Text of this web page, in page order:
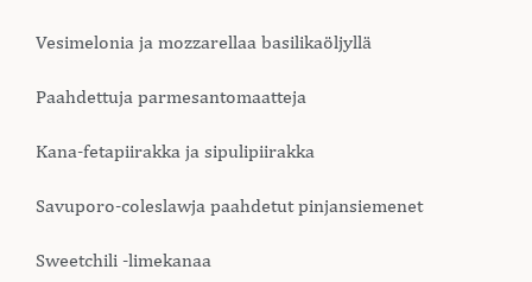
Vesimelonia ja mozzarellaa basilikaöljyllä
Paahdettuja parmesantomaatteja
Kana-fetapiirakka ja sipulipiirakka
Savuporo-coleslawja paahdetut pinjansiemenet
Sweetchili -limekanaa